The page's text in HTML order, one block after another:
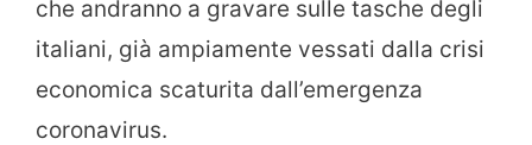
che andranno a gravare sulle tasche degli
italiani, già ampiamente vessati dalla crisi
economica scaturita dall’emergenza
coronavirus.